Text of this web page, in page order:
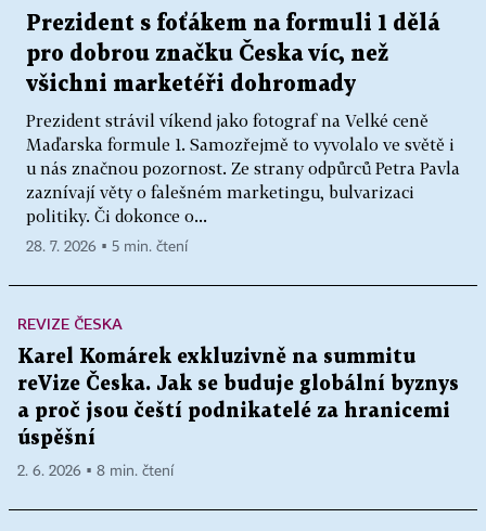
Prezident s foťákem na formuli 1 dělá
pro dobrou značku Česka víc, než
všichni marketéři dohromady
Prezident strávil víkend jako fotograf na Velké ceně
Maďarska formule 1. Samozřejmě to vyvolalo ve světě i
u nás značnou pozornost. Ze strany odpůrců Petra Pavla
zaznívají věty o falešném marketingu, bulvarizaci
politiky. Či dokonce o...
28. 7. 2026 ▪ 5 min. čtení
REVIZE ČESKA
Karel Komárek exkluzivně na summitu
reVize Česka. Jak se buduje globální byznys
a proč jsou čeští podnikatelé za hranicemi
úspěšní
2. 6. 2026 ▪ 8 min. čtení